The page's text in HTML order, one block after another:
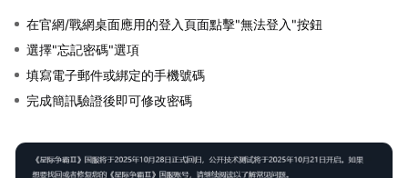
在官網/戰網桌面應用的登入頁面點擊"無法登入"按鈕
選擇"忘記密碼"選項
填寫電子郵件或綁定的手機號碼
完成簡訊驗證後即可修改密碼